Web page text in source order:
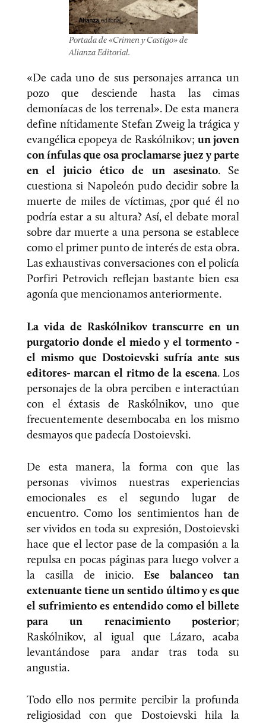
Portada de «Crimen y Castigo» de
Alianza Editorial.
«De cada uno de sus personajes arranca un
pozo que desciende hasta las cimas
demoníacas de los terrenal». De esta manera
define nítidamente Stefan Zweig la trágica y
evangélica epopeya de Raskólnikov; un joven
con ínfulas que osa proclamarse juez y parte
en el juicio ético de un asesinato. Se
cuestiona si Napoleón pudo decidir sobre la
muerte de miles de víctimas, ¿por qué él no
podría estar a su altura? Así, el debate moral
sobre dar muerte a una persona se establece
como el primer punto de interés de esta obra.
Las exhaustivas conversaciones con el policía
Porfiri Petrovich reflejan bastante bien esa
agonía que mencionamos anteriormente.
La vida de Raskólnikov transcurre en un
purgatorio donde el miedo y el tormento -
el mismo que Dostoievski sufría ante sus
editores- marcan el ritmo de la escena. Los
personajes de la obra perciben e interactúan
con el éxtasis de Raskólnikov, uno que
frecuentemente desembocaba en los mismo
desmayos que padecía Dostoievski.
De esta manera, la forma con que las
personas vivimos nuestras experiencias
emocionales es el segundo lugar de
encuentro. Como los sentimientos han de
ser vividos en toda su expresión, Dostoievski
hace que el lector pase de la compasión a la
repulsa en pocas páginas para luego volver a
la casilla de inicio.Ese balanceo tan
extenuante tiene un sentido último y es que
el sufrimiento es entendido como el billete
para un renacimiento posterior;
Raskólnikov, al igual que Lázaro, acaba
levantándose para andar tras toda su
angustia.
Todo ello nos permite percibir la profunda
religiosidad con que Dostoievski hila la